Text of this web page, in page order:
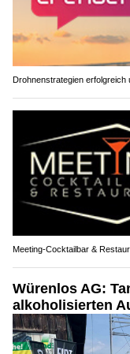
Drohnenstrategien erfolgreich
Meeting-Cocktailbar &
Würenlos AG:
alkoholisierten